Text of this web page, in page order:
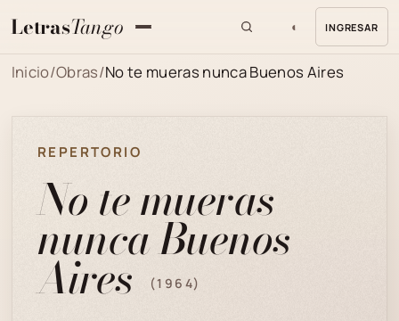
LetrasTango ◐ INGRESAR
Inicio/Obras/No te mueras nunca Buenos Aires
REPERTORIO
No te mueras
nunca Buenos
Aires (1964)